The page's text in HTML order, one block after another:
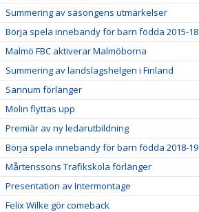
Summering av säsongens utmärkelser
Börja spela innebandy för barn födda 2015-18
Malmö FBC aktiverar Malmöborna
Summering av landslagshelgen i Finland
Sannum förlänger
Molin flyttas upp
Premiär av ny ledarutbildning
Börja spela innebandy för barn födda 2018-19
Mårtenssons Trafikskola förlänger
Presentation av Intermontage
Felix Wilke gör comeback